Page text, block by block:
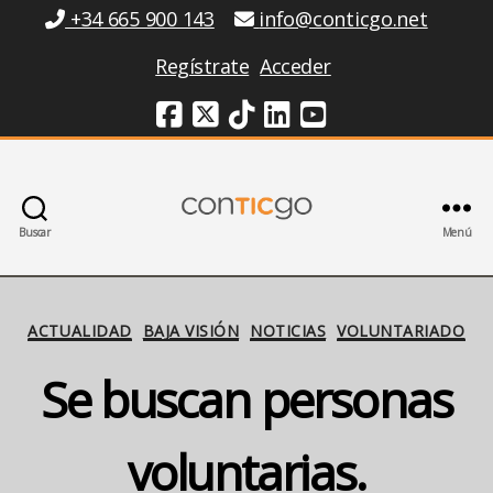
Información
+34 665 900 143
info@conticgo.net
Regístrate Acceder
Redes Sociales
Buscar Menú
Categorías
ACTUALIDAD BAJA VISIÓN NOTICIAS VOLUNTARIADO
Se buscan personas
voluntarias.